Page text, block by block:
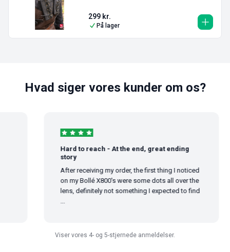
299 kr.
På lager
Hvad siger vores kunder om os?
Hard to reach - At the end, great ending
story
After receiving my order, the first thing I noticed
on my Bollé X800's were some dots all over the
lens, definitely not something I expected to find
Viser vores 4- og 5-stjernede anmeldelser.